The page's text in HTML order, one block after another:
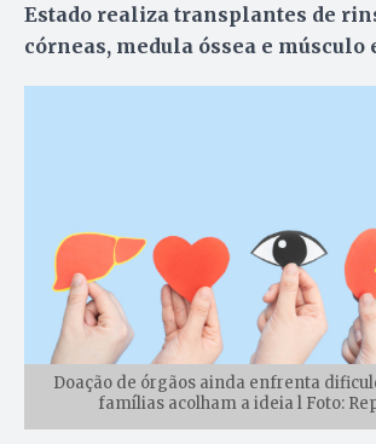
Estado realiza transplantes de
córneas, medula óssea e músculo
Doação de órgãos ainda enfrenta
famílias acolham a ideia l Foto: